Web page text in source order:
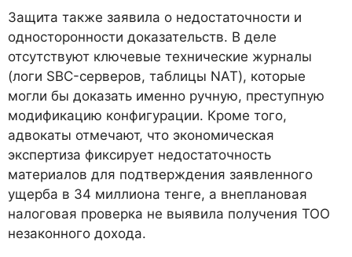
Защита также заявила о недостаточности и
односторонности доказательств. В деле
отсутствуют ключевые технические журналы
(логи SBC-серверов, таблицы NAT), которые
могли бы доказать именно ручную, преступную
модификацию конфигурации. Кроме того,
адвокаты отмечают, что экономическая
экспертиза фиксирует недостаточность
материалов для подтверждения заявленного
ущерба в 34 миллиона тенге, а внеплановая
налоговая проверка не выявила получения ТОО
незаконного дохода.